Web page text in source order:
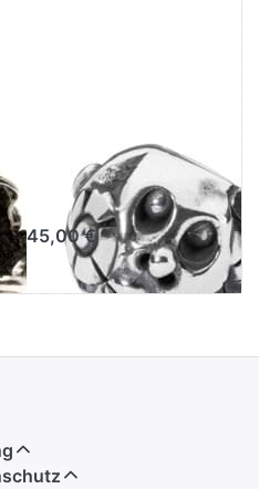
der Natur TAGBE
20073
45,00 € *